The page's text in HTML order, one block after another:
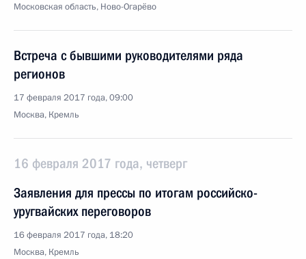
Московская область, Ново-Огарёво
Встреча с бывшими руководителями ряда
регионов
17 февраля 2017 года, 09:00
Москва, Кремль
16 февраля 2017 года, четверг
Заявления для прессы по итогам российско-
уругвайских переговоров
16 февраля 2017 года, 18:20
Москва, Кремль